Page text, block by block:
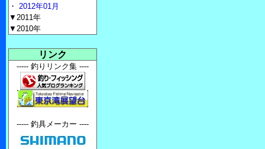
・ 2012年01月
▼2011年
▼2010年
リンク
----- 釣りリンク集 ----
----- 釣具メーカー ----